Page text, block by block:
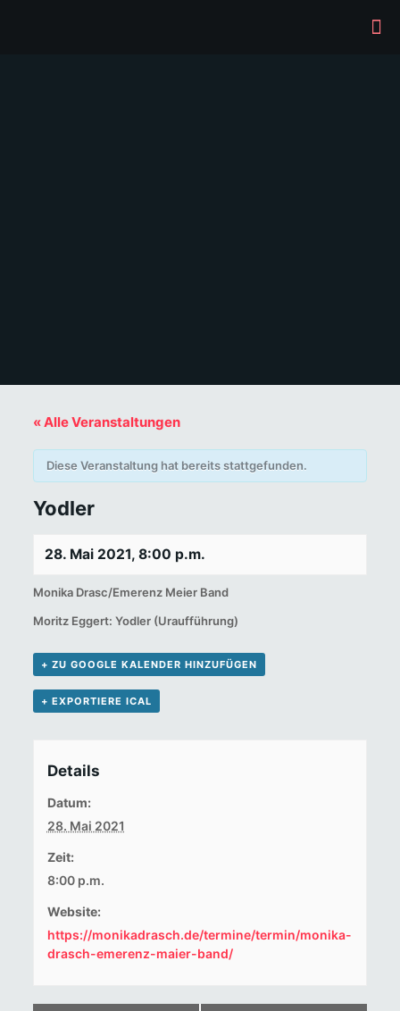
« Alle Veranstaltungen
Diese Veranstaltung hat bereits stattgefunden.
Yodler
28. Mai 2021, 8:00 p.m.
Monika Drasc/Emerenz Meier Band
Moritz Eggert: Yodler (Uraufführung)
+ ZU GOOGLE KALENDER HINZUFÜGEN
+ EXPORTIERE ICAL
Details
Datum:
28. Mai 2021
Zeit:
8:00 p.m.
Website:
https://monikadrasch.de/termine/termin/monika-
drasch-emerenz-maier-band/